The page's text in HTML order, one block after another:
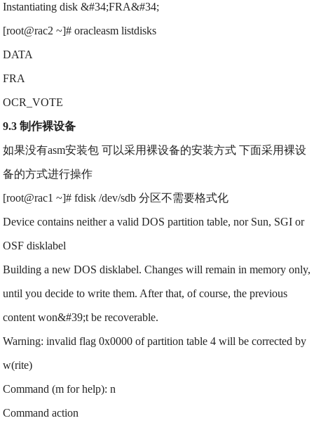
Instantiating disk &#34;FRA&#34;
[root@rac2 ~]# oracleasm listdisks
DATA
FRA
OCR_VOTE
9.3 制作裸设备
如果没有asm安装包 可以采用裸设备的安装方式 下面采用裸设
备的方式进行操作
[root@rac1 ~]# fdisk /dev/sdb 分区不需要格式化
Device contains neither a valid DOS partition table, nor Sun, SGI or
OSF disklabel
Building a new DOS disklabel. Changes will remain in memory only,
until you decide to write them. After that, of course, the previous
content won&#39;t be recoverable.
Warning: invalid flag 0x0000 of partition table 4 will be corrected by
w(rite)
Command (m for help): n
Command action